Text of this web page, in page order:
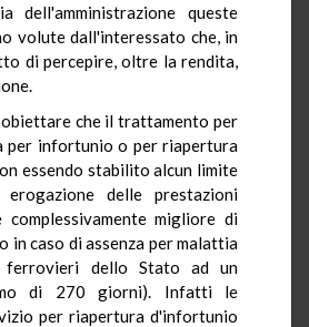
dell'amministrazione queste
volute dall'interessato che, in
di percepire, oltre la rendita,
che il trattamento per
per infortunio o per riapertura
essendo stabilito alcun limite
delle prestazioni
complessivamente migliore di
in caso di assenza per malattia
dello Stato ad un
di 270 giorni). Infatti le
per riapertura d'infortunio